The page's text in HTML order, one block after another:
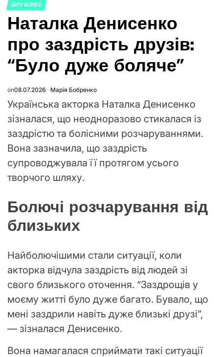
POSTED
IN
ШОУ БІЗНЕС
Наталка Денисенко
про заздрість друзів:
“Було дуже боляче”
on08.07.2026 Марія Бобренко
Українська акторка Наталка Денисенко
зізналася, що неодноразово стикалася із
заздрістю та болісними розчаруваннями.
Вона зазначила, що заздрість
супроводжувала її протягом усього
творчого шляху.
Болючі розчарування від
близьких
Найболючішими стали ситуації, коли
акторка відчула заздрість від людей зі
свого близького оточення. “Заздрощів у
моєму житті було дуже багато. Бувало, що
мені заздрили навіть дуже близькі друзі”,
— зізналася Денисенко.
Вона намагалася сприймати такі ситуації